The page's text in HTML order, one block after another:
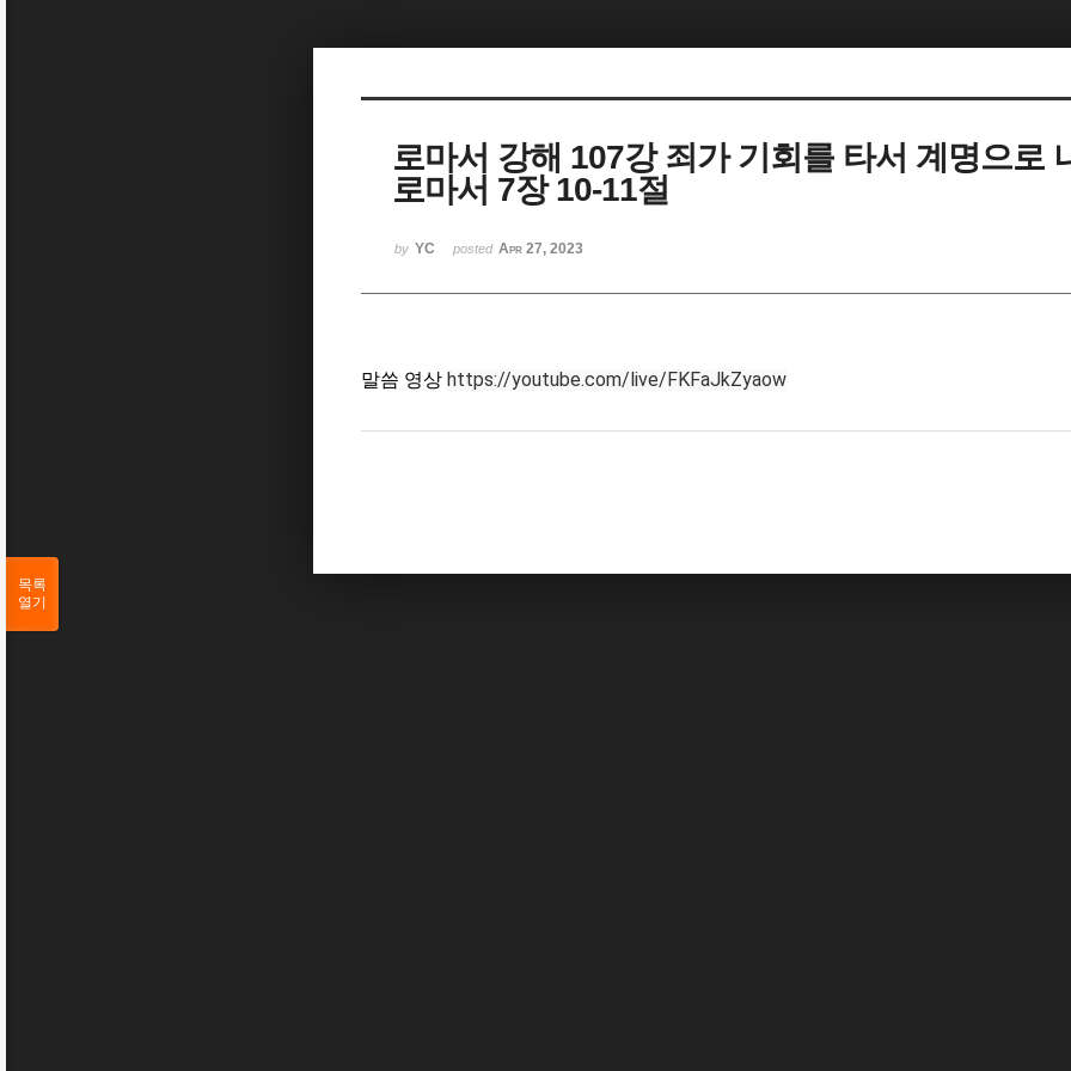
로마서 강해 107강 죄가 기회를 타서 계명으로
로마서 7장 10-11절
by YC posted Apr 27, 2023
말씀 영상 https://youtube.com/live/FKFaJkZyaow
목록
열기
Sketchbook5, 스케치북5
Sketchbook5, 스케치북5